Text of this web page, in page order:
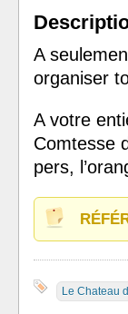
A
organiser
A votre
Comtesse
pers,
Le Chateau